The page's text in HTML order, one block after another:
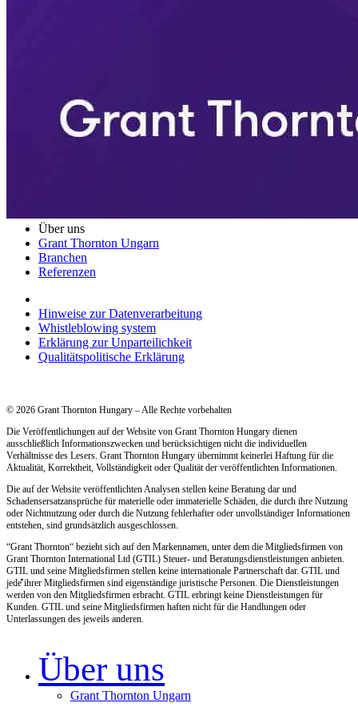
Über uns
Grant Thornton Ungarn
Branchen
Referenzen
Hinweise zur Datenverarbeitung
Whistleblowing system
Erklärung zur Unparteilichkeit
Qualitätspolitische Erklärung
© 2026 Grant Thornton Hungary – Alle Rechte vorbehalten
Die Veröffentlichungen auf der Website von Grant Thornton Hungary dienen
ausschließlich Informationszwecken und berücksichtigen nicht die individuellen
Verhältnisse des Lesers. Grant Thornton Hungary übernimmt keinerlei Haftung für die
Aktualität, Korrektheit, Vollständigkeit oder Qualität der veröffentlichten Informationen.
Die auf der Website veröffentlichten Analysen stellen keine Beratung dar und
Schadensersatzansprüche für materielle oder immaterielle Schäden, die durch ihre Nutzung
oder Nichtnutzung oder durch die Nutzung fehlerhafter oder unvollständiger Informationen
entstehen, sind grundsätzlich ausgeschlossen.
“Grant Thornton“ bezieht sich auf den Markennamen, unter dem die Mitgliedsfirmen von
Grant Thornton International Ltd (GTIL) Steuer- und Beratungsdienstleistungen anbieten.
GTIL und seine Mitgliedsfirmen stellen keine internationale Partnerschaft dar. GTIL und
jede ihrer Mitgliedsfirmen sind eigenständige juristische Personen. Die Dienstleistungen
werden von den Mitgliedsfirmen erbracht. GTIL erbringt keine Dienstleistungen für
Kunden. GTIL und seine Mitgliedsfirmen haften nicht für die Handlungen oder
Unterlassungen des jeweils anderen.
Über uns
Grant Thornton Ungarn